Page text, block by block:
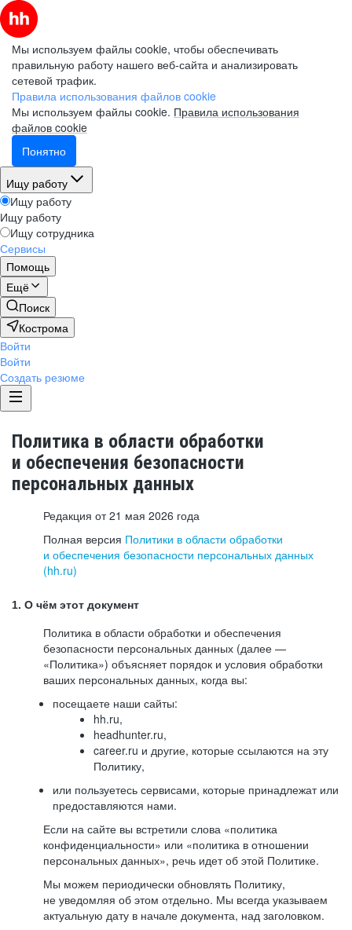
Мы используем файлы cookie, чтобы обеспечивать
правильную работу нашего веб-сайта и анализировать
сетевой трафик.
Правила использования файлов cookie
Мы используем файлы cookie. Правила использования
файлов cookie
Понятно
Ищу работу
Ищу работу
Ищу работу
Ищу сотрудника
Сервисы
Помощь
Ещё
Поиск
Кострома
Войти
Войти
Создать резюме
Политика в области обработки
и обеспечения безопасности
персональных данных
Редакция от 21 мая 2026 года
Полная версия Политики в области обработки
и обеспечения безопасности персональных данных
(hh.ru)
1. О чём этот документ
Политика в области обработки и обеспечения
безопасности персональных данных (далее —
«Политика») объясняет порядок и условия обработки
ваших персональных данных, когда вы:
посещаете наши сайты:
hh.ru,
headhunter.ru,
career.ru и другие, которые ссылаются на эту
Политику,
или пользуетесь сервисами, которые принадлежат или
предоставляются нами.
Если на сайте вы встретили слова «политика
конфиденциальности» или «политика в отношении
персональных данных», речь идет об этой Политике.
Мы можем периодически обновлять Политику,
не уведомляя об этом отдельно. Мы всегда указываем
актуальную дату в начале документа, над заголовком.